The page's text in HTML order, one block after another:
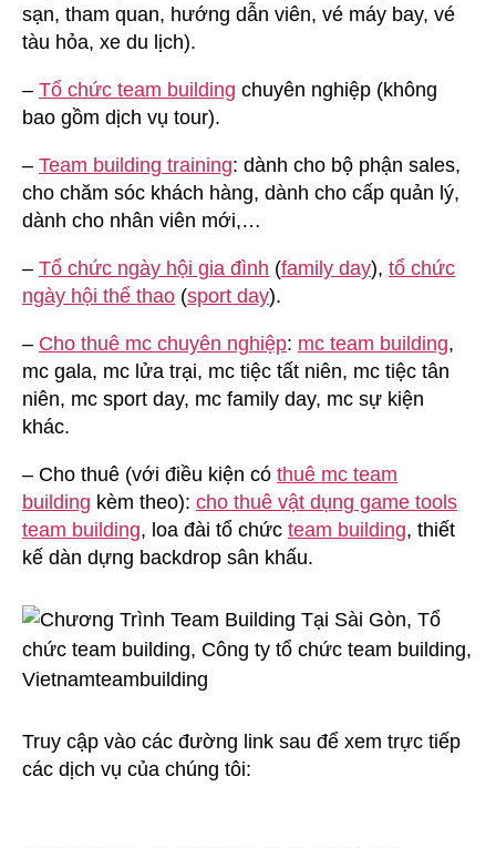
sạn, tham quan, hướng dẫn viên, vé máy bay, vé
tàu hỏa, xe du lịch).
– Tổ chức team building chuyên nghiệp (không
bao gồm dịch vụ tour).
– Team building training: dành cho bộ phận sales,
cho chăm sóc khách hàng, dành cho cấp quản lý,
dành cho nhân viên mới,…
– Tổ chức ngày hội gia đình (family day), tổ chức
ngày hội thể thao (sport day).
– Cho thuê mc chuyên nghiệp: mc team building,
mc gala, mc lửa trại, mc tiệc tất niên, mc tiệc tân
niên, mc sport day, mc family day, mc sự kiện
khác.
– Cho thuê (với điều kiện có thuê mc team
building kèm theo): cho thuê vật dụng game tools
team building, loa đài tổ chức team building, thiết
kế dàn dựng backdrop sân khấu.
Truy cập vào các đường link sau để xem trực tiếp
các dịch vụ của chúng tôi: